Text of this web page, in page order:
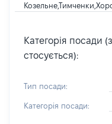
Категорія посади
стосується):
Тип посади:
Категорія посади: